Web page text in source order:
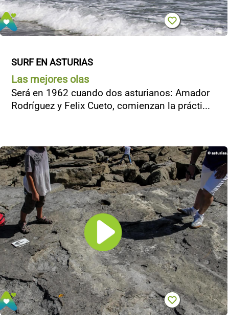
SURF EN ASTURIAS
Las mejores olas
Será en 1962 cuando dos asturianos: Amador
Rodríguez y Felix Cueto, comienzan la prácti...